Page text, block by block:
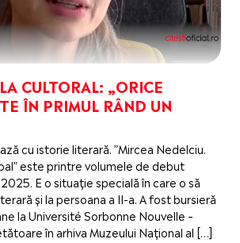
CULTORAL: „ORICE
ÎN PRIMUL RÂND UN
cu istorie literară. ”Mircea Nedelciu.
este printre volumele de debut
E o situație specială în care o să
și la persoana a II-a. A fost bursieră
la Université Sorbonne Nouvelle –
în arhiva Muzeului Național al […]